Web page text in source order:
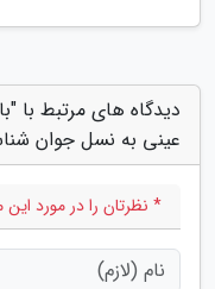
دیدگاه های مرتبط با
عینی به نسل جوان
* نظرتان را در مورد این